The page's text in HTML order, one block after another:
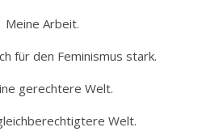
Meine Arbeit.
für den Feminismus stark.
gerechtere Welt.
Welt.